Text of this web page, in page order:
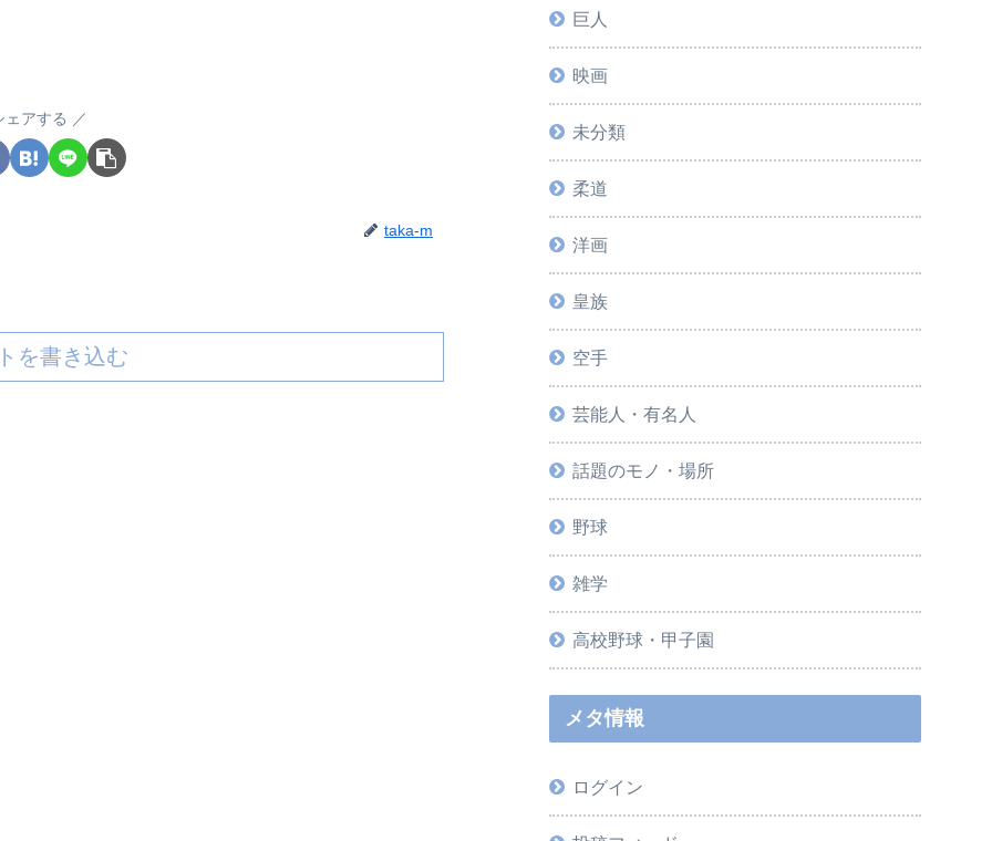
ェアする
taka-m
を書き込む
巨人
映画
未分類
柔道
洋画
皇族
空手
芸能人・有名人
話題のモノ・場所
野球
雑学
高校野球・甲子園
メタ情報
ログイン